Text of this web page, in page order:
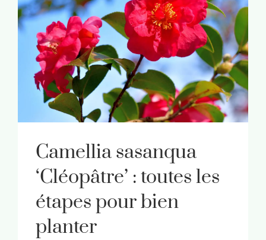
Camellia sasanqua
‘Cléopâtre’ : toutes les
étapes pour bien
planter